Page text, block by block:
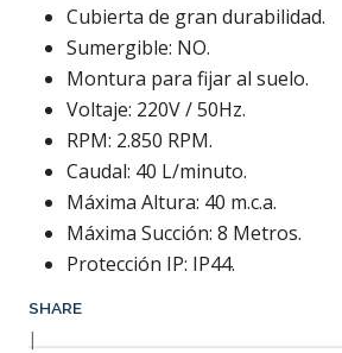
Cubierta de gran durabilidad.
Sumergible: NO.
Montura para fijar al suelo.
Voltaje: 220V / 50Hz.
RPM: 2.850 RPM.
Caudal: 40 L/minuto.
Máxima Altura: 40 m.c.a.
Máxima Succión: 8 Metros.
Protección IP: IP44.
SHARE
|